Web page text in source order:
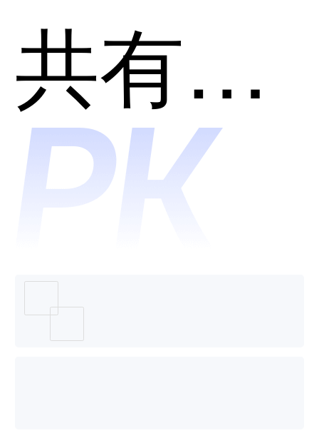
和新生
命
共有分类：开发者工具